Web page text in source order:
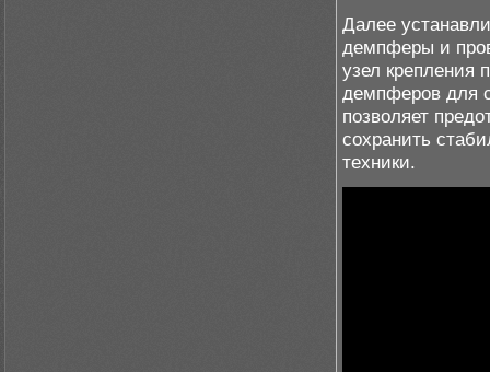
Далее
демпферы и
узел крепления
демпферов для
позволяет
сохранить
техники.